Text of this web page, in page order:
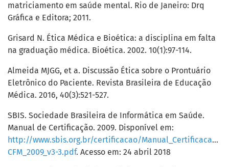
matriciamento em saúde mental. Rio de Janeiro: Drq
Gráfica e Editora; 2011.
Grisard N. Ética Médica e Bioética: a disciplina em falta
na graduação médica. Bioética. 2002. 10(1):97-114.
Almeida MJGG, et a. Discussão Ética sobre o Prontuário
Eletrônico do Paciente. Revista Brasileira de Educação
Médica. 2016, 40(3):521-527.
SBIS. Sociedade Brasileira de Informática em Saúde.
Manual de Certificação. 2009. Disponível em:
http://www.sbis.org.br/certificacao/
CFM_2009_v3-3.pdf. Acesso em: 24 abril 2018